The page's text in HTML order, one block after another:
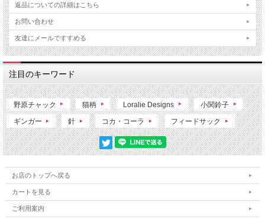
返品についての詳細はこちら
お問い合わせ
友達にメールですすめる
注目のキーワード
野原チャック 猫柄 Loralie Designs 小関鈴子
ギンガー 針 コカ・コーラ フィードサック
お店のトップへ戻る
カートを見る
ご利用案内